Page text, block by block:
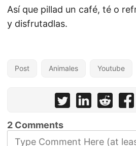
Así que pillad un café, té o
y disfrutadlas.
Post Animales Youtube
2 Comments